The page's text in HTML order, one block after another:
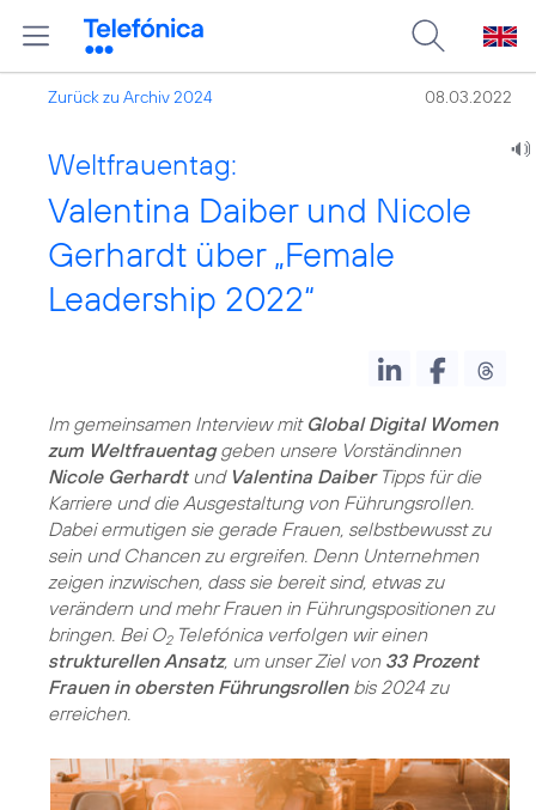
Zurück zu Archiv 2024 08.03.2022
Weltfrauentag:
Valentina Daiber und Nicole
Gerhardt über „Female
Leadership 2022“
Im gemeinsamen Interview mit Global Digital Women
zum Weltfrauentaggeben unsere Vorständinnen
Nicole Gerhardtund Valentina DaiberTipps für die
Karriere und die Ausgestaltung von Führungsrollen.
Dabei ermutigen sie gerade Frauen, selbstbewusst zu
sein und Chancen zu ergreifen. Denn Unternehmen
zeigen inzwischen, dass sie bereit sind, etwas zu
verändern und mehr Frauen in Führungspositionen zu
bringen. Bei O2Telefónica verfolgen wir einen
strukturellen Ansatz, um unser Ziel von 33 Prozent
Frauen in obersten Führungsrollenbis 2024 zu
erreichen.